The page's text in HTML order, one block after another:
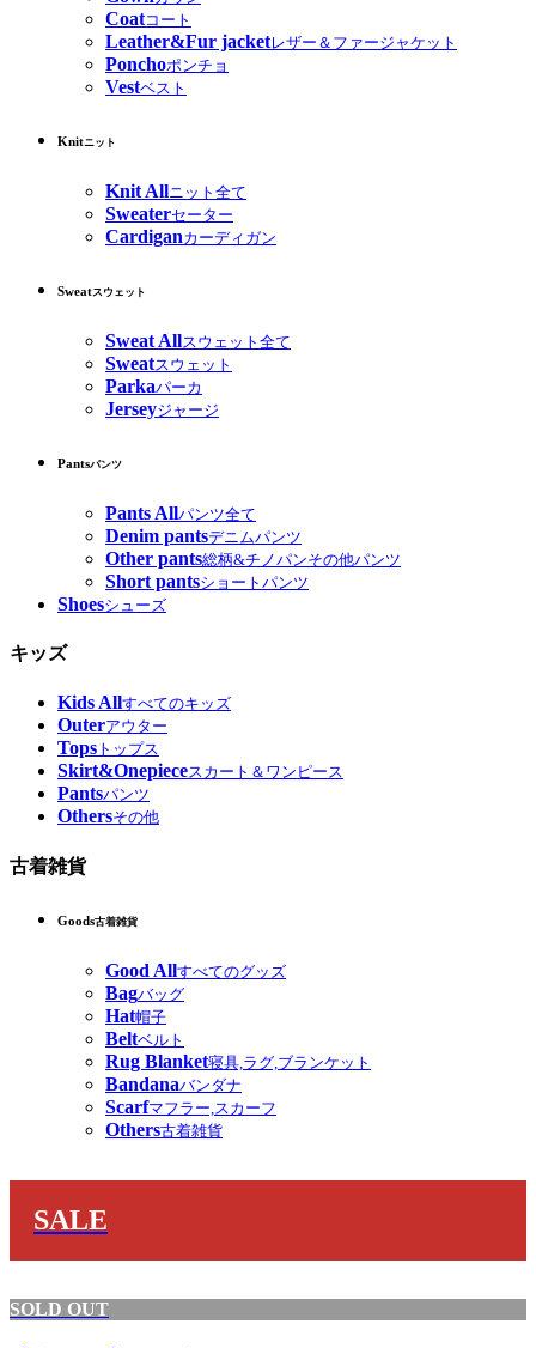
Coatコート
Leather&Fur jacketレザー＆ファージャケット
Ponchoポンチョ
Vestベスト
Knitニット
Knit Allニット全て
Sweaterセーター
Cardiganカーディガン
Sweatスウェット
Sweat Allスウェット全て
Sweatスウェット
Parkaパーカ
Jerseyジャージ
Pantsパンツ
Pants Allパンツ全て
Denim pantsデニムパンツ
Other pants総柄&チノパンその他パンツ
Short pantsショートパンツ
Shoesシューズ
キッズ
Kids Allすべてのキッズ
Outerアウター
Tops トップス
Skirt&Onepieceスカート＆ワンピース
Pantsパンツ
Othersその他
古着雑貨
Goods古着雑貨
Good Allすべてのグッズ
Bagバッグ
Hat帽子
Beltベルト
Rug Blanket寝具,ラグ,ブランケット
Bandanaバンダナ
Scarfマフラー,スカーフ
Others古着雑貨
SALE
SOLD OUT